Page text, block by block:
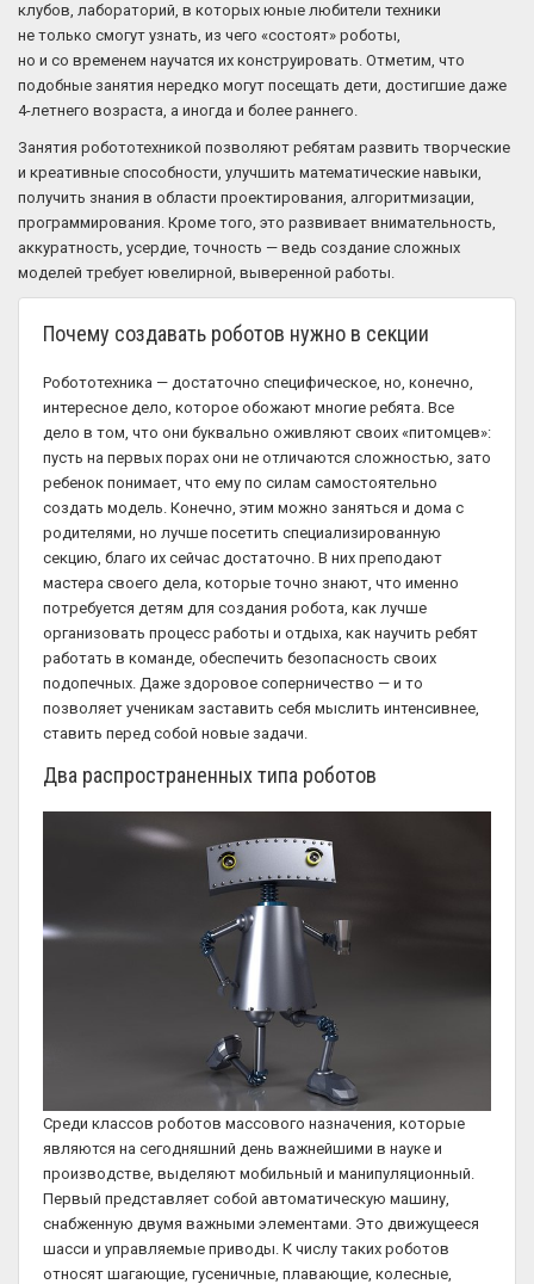
клубов, лабораторий, в которых юные любители техники
не только смогут узнать, из чего «состоят» роботы,
но и со временем научатся их конструировать. Отметим, что
подобные занятия нередко могут посещать дети, достигшие даже
4-летнего возраста, а иногда и более раннего.
Занятия робототехникой позволяют ребятам развить творческие
и креативные способности, улучшить математические навыки,
получить знания в области проектирования, алгоритмизации,
программирования. Кроме того, это развивает внимательность,
аккуратность, усердие, точность — ведь создание сложных
моделей требует ювелирной, выверенной работы.
Почему создавать роботов нужно в секции
Робототехника — достаточно специфическое, но, конечно,
интересное дело, которое обожают многие ребята. Все
дело в том, что они буквально оживляют своих «питомцев»:
пусть на первых порах они не отличаются сложностью, зато
ребенок понимает, что ему по силам самостоятельно
создать модель. Конечно, этим можно заняться и дома с
родителями, но лучше посетить специализированную
секцию, благо их сейчас достаточно. В них преподают
мастера своего дела, которые точно знают, что именно
потребуется детям для создания робота, как лучше
организовать процесс работы и отдыха, как научить ребят
работать в команде, обеспечить безопасность своих
подопечных. Даже здоровое соперничество — и то
позволяет ученикам заставить себя мыслить интенсивнее,
ставить перед собой новые задачи.
Два распространенных типа роботов
Среди классов роботов массового назначения, которые
являются на сегодняшний день важнейшими в науке и
производстве, выделяют мобильный и манипуляционный.
Первый представляет собой автоматическую машину,
снабженную двумя важными элементами. Это движущееся
шасси и управляемые приводы. К числу таких роботов
относят шагающие, гусеничные, плавающие, колесные,